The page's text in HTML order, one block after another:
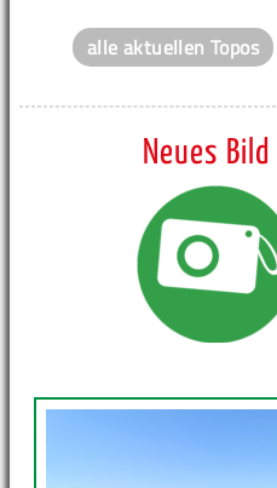
alle aktuellen Topos
Neues